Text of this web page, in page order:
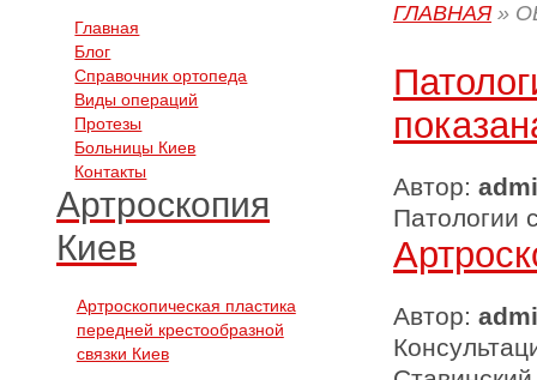
Главная
Блог
Справочник ортопеда
Виды операций
Протезы
Больницы Киев
Контакты
Артроскопия
Киев
Артроскопическая пластика
передней крестообразной
связки Киев
ГЛАВНАЯ»
Автор:
Патологии
Автор: